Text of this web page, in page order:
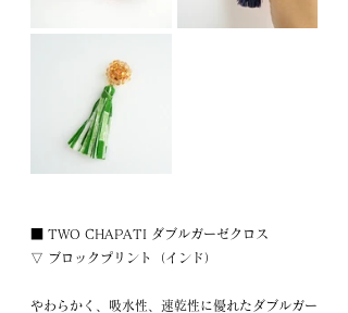
■ TWO CHAPATI ダブルガーゼクロス
▽ ブロックプリント（インド）
やわらかく、吸水性、速乾性に優れたダブルガー